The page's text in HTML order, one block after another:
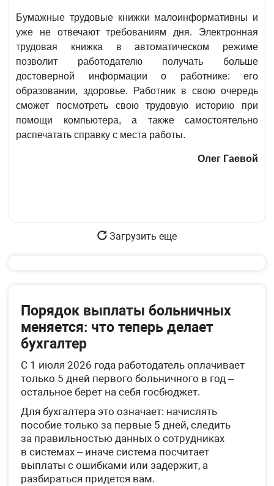
Бумажные трудовые книжки малоинформативны и
уже не отвечают требованиям дня. Электронная
трудовая книжка в автоматическом режиме
позволит работодателю получать больше
достоверной информации о работнике: его
образовании, здоровье. Работник в свою очередь
сможет посмотреть свою трудовую историю при
помощи компьютера, а также самостоятельно
распечатать справку с места работы.
Олег Гаевой
Загрузить еще
Порядок выплаты больничных
меняется: что теперь делает
бухгалтер
С 1 июля 2026 года работодатель оплачивает
только 5 дней первого больничного в год –
остальное берет на себя госбюджет.
Для бухгалтера это означает: начислять
пособие только за первые 5 дней, следить
за правильностью данных о сотрудниках
в системах – иначе система посчитает
выплаты с ошибками или задержит, а
разбираться придется вам.